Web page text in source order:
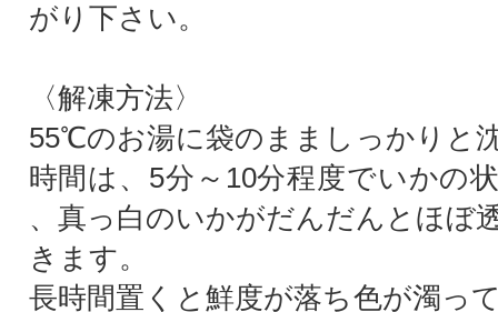
がり下さい。
〈解凍方法〉
55℃のお湯に袋のまましっかりと
時間は、5分～10分程度でいかの
、真っ白のいかがだんだんとほぼ
きます。
長時間置くと鮮度が落ち色が濁っ